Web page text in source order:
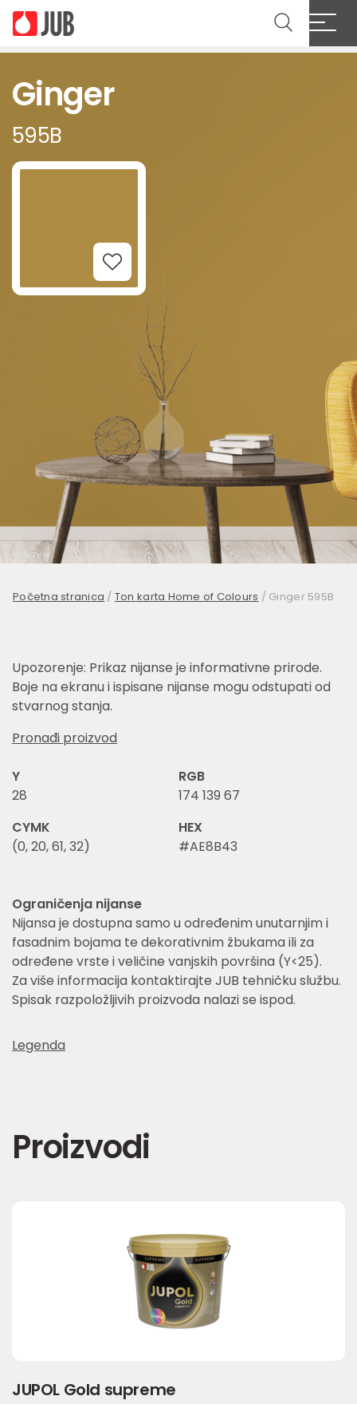
Ginger
595B
Add to Wishlist
Početna stranica / Ton karta Home of Colours / Ginger 595B
Upozorenje: Prikaz nijanse je informativne prirode.
Boje na ekranu i ispisane nijanse mogu odstupati od
stvarnog stanja.
Pronađi proizvod
Y
28
RGB
174 139 67
CYMK
(0, 20, 61, 32)
HEX
#AE8B43
Ograničenja nijanse
Nijansa je dostupna samo u određenim unutarnjim i
fasadnim bojama te dekorativnim žbukama ili za
određene vrste i veličine vanjskih površina (Y<25).
Za više informacija kontaktirajte JUB tehničku službu.
Spisak razpoložljivih proizvoda nalazi se ispod.
Legenda
Proizvodi
JUPOL Gold supreme